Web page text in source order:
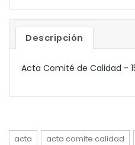
Descripción
Acta Comité de Calidad -
acta acta comite calidad